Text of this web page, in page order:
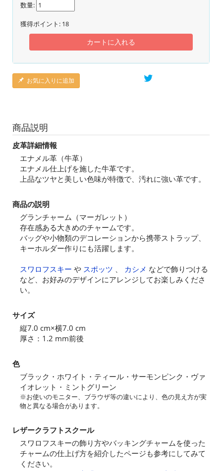
数量:
獲得ポイント: 18
カートに入れる
お気に入りに追加
商品説明
皮革詳細情報
エナメル革（牛革）
エナメル仕上げを施した牛革です。
上品なツヤと美しい色味が特徴で、汚れに強い革です。
商品の説明
グランチャーム（マーガレット）
存在感ある大きめのチャームです。
バッグや小物類のデコレーションから携帯ストラップ、
キーホルダー作りにも活躍します。
スワロフスキー や スポッツ 、 カシメ などで飾りつける
など、お好みのデザインにアレンジしてお楽しみくださ
い。
サイズ
縦7.0 cm×横7.0 cm
厚さ：1.2 mm前後
色
ブラック・ホワイト・ティール・サーモンピンク・ヴァ
イオレット・ミントグリーン
※お使いのモニター、ブラウザ等の違いにより、色の見え方が実
物と異なる場合があります。
レザークラフトスクール
スワロフスキーの飾り方やバッキングチャームを使った
チャームの仕上げ方を紹介したページも参考にしてみて
ください。